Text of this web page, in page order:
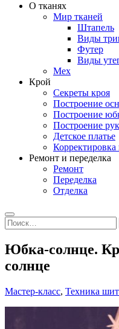
О тканях
Мир тканей
Штапель
Виды
Футер
Виды
Мех
Крой
Секреты кроя
Построение
Построение
Построение
Детское платье
Ремонт и переделка
Ремонт
Переделка
Отделка
Search
Найти:
Юбка-солнце.
солнце
Мастер-класс, Техника